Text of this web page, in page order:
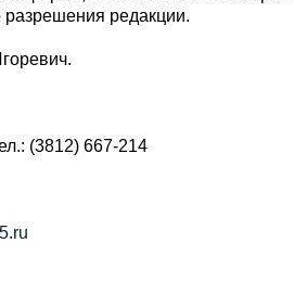
редакции.
(3812) 667-214